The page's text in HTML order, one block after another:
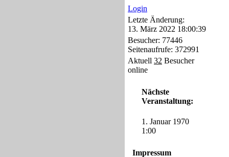
Login
Letzte Änderung:
13. März 2022 18:00:39
Besucher: 77446
Seitenaufrufe: 372991
Aktuell 32 Besucher
online
Nächste
Veranstaltung:
1. Januar 1970
1:00
Impressum